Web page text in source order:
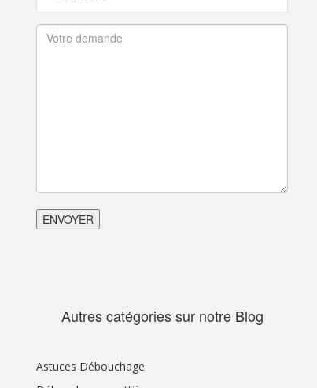
Autres catégories sur notre Blog
Astuces Débouchage